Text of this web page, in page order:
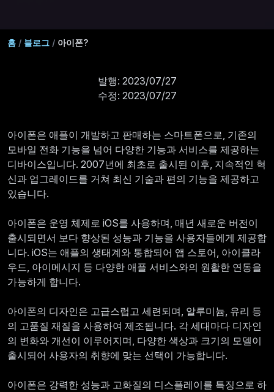
홈 / 블로그 / 아이폰?
발행: 2023/07/27
수정: 2023/07/27
아이폰은 애플이 개발하고 판매하는 스마트폰으로, 기존의
모바일 전화 기능을 넘어 다양한 기능과 서비스를 제공하는
디바이스입니다. 2007년에 최초로 출시된 이후, 지속적인 혁
신과 업그레이드를 거쳐 최신 기술과 편의 기능을 제공하고
있습니다.
아이폰은 운영 체제로 iOS를 사용하며, 매년 새로운 버전이
출시되면서 보다 향상된 성능과 기능을 사용자들에게 제공합
니다. iOS는 애플의 생태계와 통합되어 앱 스토어, 아이클라
우드, 아이메시지 등 다양한 애플 서비스와의 원활한 연동을
가능하게 합니다.
아이폰의 디자인은 고급스럽고 세련되며, 알루미늄, 유리 등
의 고품질 재질을 사용하여 제조됩니다. 각 세대마다 디자인
의 변화와 개선이 이루어지며, 다양한 색상과 크기의 모델이
출시되어 사용자의 취향에 맞는 선택이 가능합니다.
아이폰은 강력한 성능과 고화질의 디스플레이를 특징으로 하